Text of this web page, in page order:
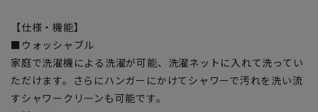
【仕様・機能】
■ウォッシャブル
家庭で洗濯機による洗濯が可能、洗濯ネットに入れて洗ってい
ただけます。さらにハンガーにかけてシャワーで汚れを洗い流
すシャワークリーンも可能です。